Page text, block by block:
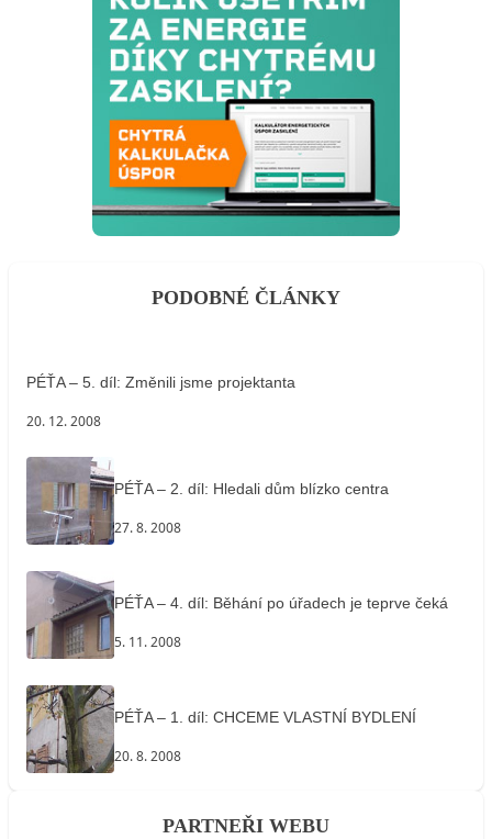
PODOBNÉ ČLÁNKY
PÉŤA – 5. díl: Změnili jsme projektanta
20. 12. 2008
PÉŤA – 2. díl: Hledali dům blízko centra
27. 8. 2008
PÉŤA – 4. díl: Běhání po úřadech je teprve čeká
5. 11. 2008
PÉŤA – 1. díl: CHCEME VLASTNÍ BYDLENÍ
20. 8. 2008
PARTNEŘI WEBU